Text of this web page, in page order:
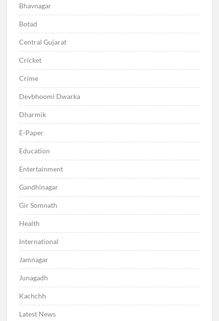
Bhavnagar
Botad
Central Gujarat
Cricket
Crime
Devbhoomi Dwarka
Dharmik
E-Paper
Education
Entertainment
Gandhinagar
Gir Somnath
Health
International
Jamnagar
Junagadh
Kachchh
Latest News